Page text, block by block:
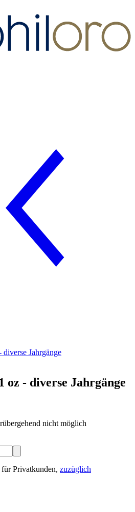
Jahrgänge
- diverse Jahrgänge
nicht möglich
Privatkunden, zuzüglich